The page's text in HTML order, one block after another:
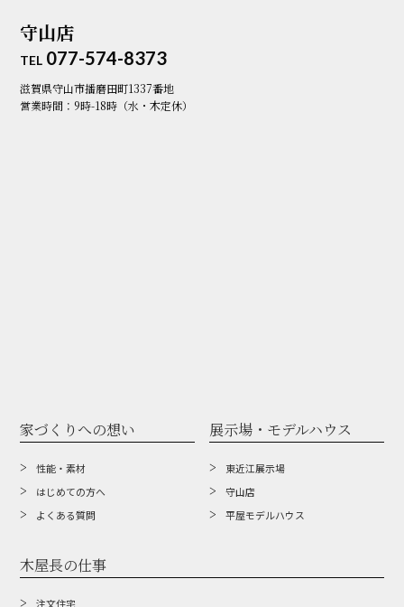
守山店
TEL 077-574-8373
滋賀県守山市播磨田町1337番地
営業時間：9時-18時（水・木定休）
家づくりへの想い
性能・素材
はじめての方へ
よくある質問
展示場・モデルハウス
東近江展示場
守山店
平屋モデルハウス
木屋長の仕事
注文住宅